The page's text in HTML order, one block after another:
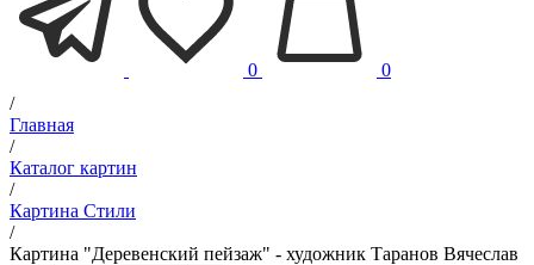
0
0
/
Главная
/
Каталог картин
/
Картина Стили
/
Картина "Деревенский пейзаж" - художник Таранов Вячеслав